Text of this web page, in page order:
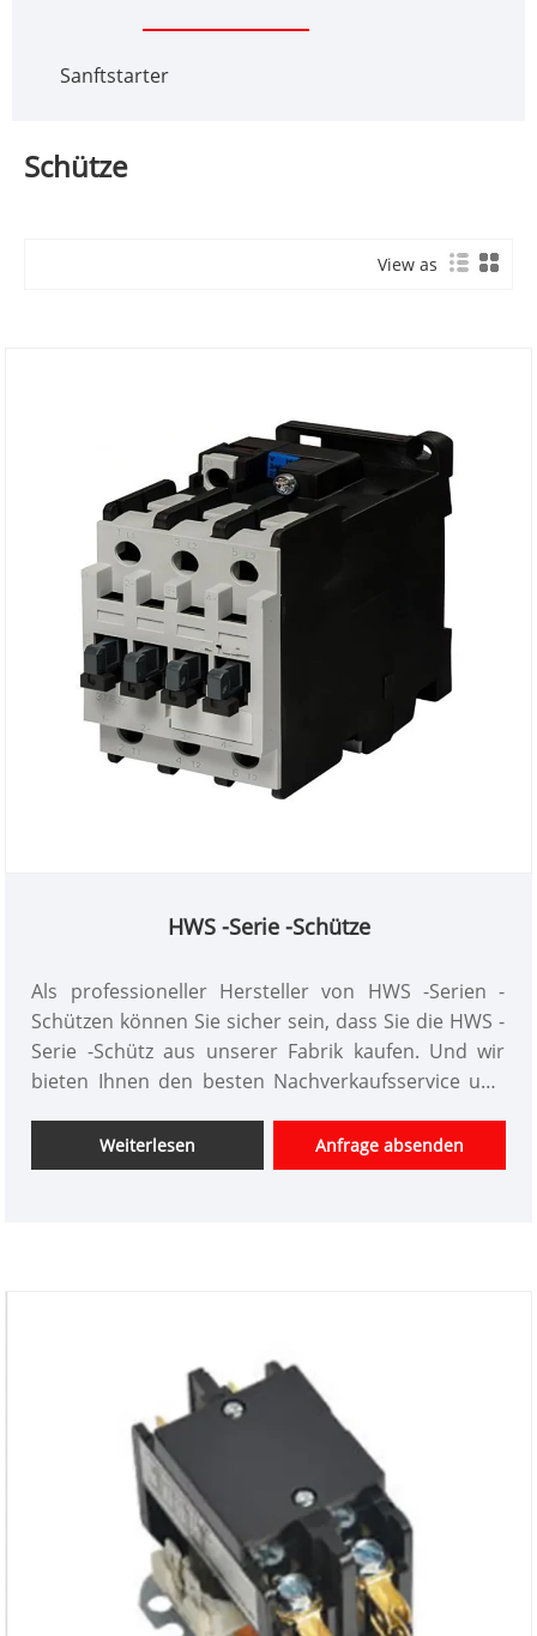
Sanftstarter
Schütze
View as
HWS -Serie -Schütze
Als professioneller Hersteller von HWS -Serien -
Schützen können Sie sicher sein, dass Sie die HWS -
Serie -Schütz aus unserer Fabrik kaufen. Und wir
bieten Ihnen den besten Nachverkaufsservice und
Weiterlesen Anfrage absenden